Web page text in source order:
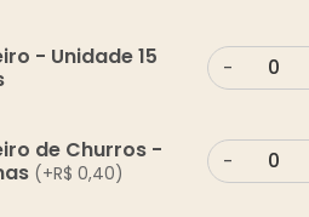
- Unidade 15
-
de Churros -
(+R$ 0,40) -